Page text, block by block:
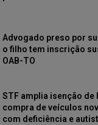
Advogado preso por
o filho tem inscrição
OAB-TO
STF amplia isenção de
compra de veículos
com deficiência e